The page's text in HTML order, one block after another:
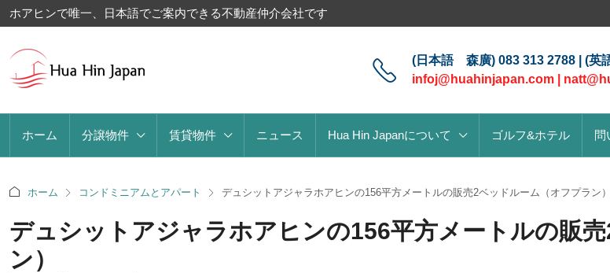
ホアヒンで唯一、日本語でご案内できる不動産仲介会社です
(日本語 森廣) 083 313 2788 | (英
infoj@huahinjapan.com
ホーム 分譲物件 賃貸物件 ニュース Hua Hin Japanについて ゴルフ&ホテル 問
ホーム コンドミニアムとアパート デュシットアジャラホアヒンの156平方メートルの販売2ベッドルーム（オフプラン）
デュシットアジャラホアヒンの156平方メートルの販
ン）